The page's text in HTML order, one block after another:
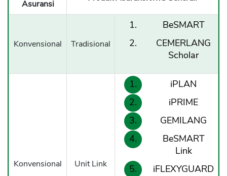
Asuransi
Konvensional Tradisional
BeSMART
CEMERLANG
Scholar
Konvensional Unit Link
iPLAN
iPRIME
GEMILANG
BeSMART
Link
iFLEXYGUARD